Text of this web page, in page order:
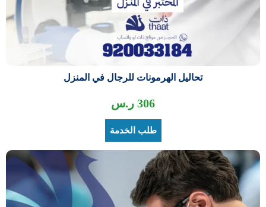
تحاليل الهرمونات للرجال في المنزل
306 ر.س
طلب الخدمة